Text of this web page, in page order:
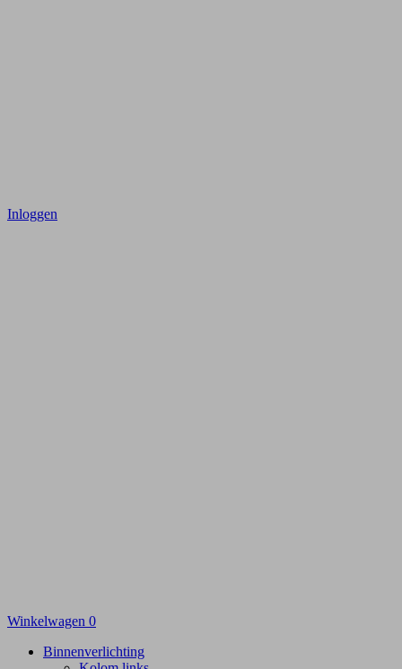
Inloggen
Winkelwagen 0
Binnenverlichting